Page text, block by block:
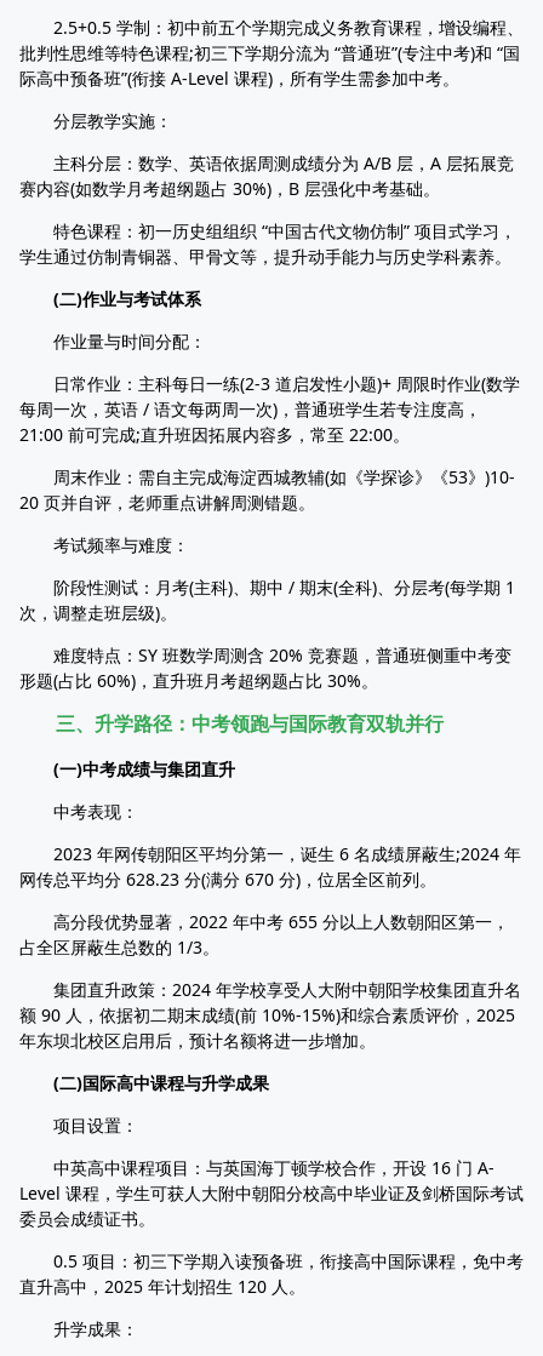
2.5+0.5 学制：初中前五个学期完成义务教育课程，增设编程、
批判性思维等特色课程;初三下学期分流为 “普通班”(专注中考)和 “国
际高中预备班”(衔接 A-Level 课程)，所有学生需参加中考。
分层教学实施：
主科分层：数学、英语依据周测成绩分为 A/B 层，A 层拓展竞
赛内容(如数学月考超纲题占 30%)，B 层强化中考基础。
特色课程：初一历史组组织 “中国古代文物仿制” 项目式学习，
学生通过仿制青铜器、甲骨文等，提升动手能力与历史学科素养。
(二)作业与考试体系
作业量与时间分配：
日常作业：主科每日一练(2-3 道启发性小题)+ 周限时作业(数学
每周一次，英语 / 语文每两周一次)，普通班学生若专注度高，
21:00 前可完成;直升班因拓展内容多，常至 22:00。
周末作业：需自主完成海淀西城教辅(如《学探诊》《53》)10-
20 页并自评，老师重点讲解周测错题。
考试频率与难度：
阶段性测试：月考(主科)、期中 / 期末(全科)、分层考(每学期 1
次，调整走班层级)。
难度特点：SY 班数学周测含 20% 竞赛题，普通班侧重中考变
形题(占比 60%)，直升班月考超纲题占比 30%。
三、升学路径：中考领跑与国际教育双轨并行
(一)中考成绩与集团直升
中考表现：
2023 年网传朝阳区平均分第一，诞生 6 名成绩屏蔽生;2024 年
网传总平均分 628.23 分(满分 670 分)，位居全区前列。
高分段优势显著，2022 年中考 655 分以上人数朝阳区第一，
占全区屏蔽生总数的 1/3。
集团直升政策：2024 年学校享受人大附中朝阳学校集团直升名
额 90 人，依据初二期末成绩(前 10%-15%)和综合素质评价，2025
年东坝北校区启用后，预计名额将进一步增加。
(二)国际高中课程与升学成果
项目设置：
中英高中课程项目：与英国海丁顿学校合作，开设 16 门 A-
Level 课程，学生可获人大附中朝阳分校高中毕业证及剑桥国际考试
委员会成绩证书。
0.5 项目：初三下学期入读预备班，衔接高中国际课程，免中考
直升高中，2025 年计划招生 120 人。
升学成果：